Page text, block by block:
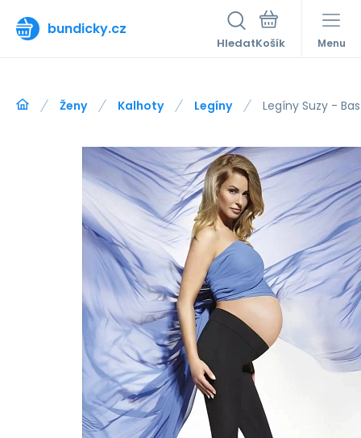
bundicky.cz
Hledat Menu
Ženy Kalhoty Legíny Legíny Suzy -